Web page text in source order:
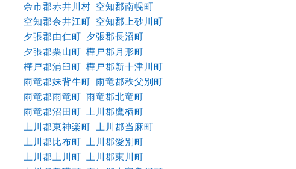
余市郡赤井川村 空知郡南幌町
空知郡奈井江町 空知郡上砂川町
夕張郡由仁町 夕張郡長沼町
夕張郡栗山町 樺戸郡月形町
樺戸郡浦臼町 樺戸郡新十津川町
雨竜郡妹背牛町 雨竜郡秩父別町
雨竜郡雨竜町 雨竜郡北竜町
雨竜郡沼田町
上川郡鷹栖町
上川郡東神楽町
上川郡当麻町
上川郡比布町
上川郡愛別町
上川郡上川町
上川郡東川町